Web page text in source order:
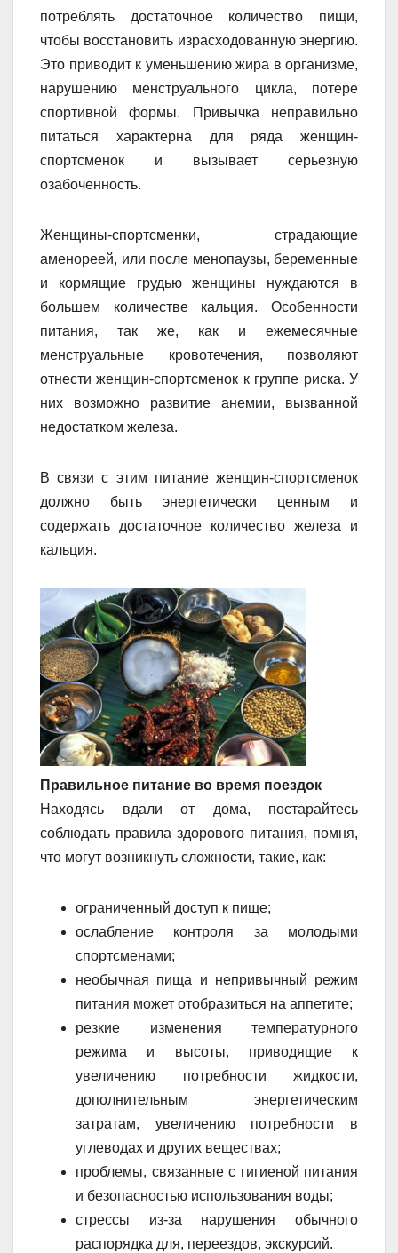
потреблять достаточное количество пищи,
чтобы восстановить израсходованную энергию.
Это приводит к уменьшению жира в организме,
нарушению менструального цикла, потере
спортивной формы. Привычка неправильно
питаться характерна для ряда женщин-
спортсменок и вызывает серьезную
озабоченность.
Женщины-спортсменки, страдающие
аменореей, или после менопаузы, беременные
и кормящие грудью женщины нуждаются в
большем количестве кальция. Особенности
питания, так же, как и ежемесячные
менструальные кровотечения, позволяют
отнести женщин-спортсменок к группе риска. У
них возможно развитие анемии, вызванной
недостатком железа.
В связи с этим питание женщин-спортсменок
должно быть энергетически ценным и
содержать достаточное количество железа и
кальция.
Правильное питание во время поездок
Находясь вдали от дома, постарайтесь
соблюдать правила здорового питания, помня,
что могут возникнуть сложности, такие, как:
ограниченный доступ к пище;
ослабление контроля за молодыми
спортсменами;
необычная пища и непривычный режим
питания может отобразиться на аппетите;
резкие изменения температурного
режима и высоты, приводящие к
увеличению потребности жидкости,
дополнительным энергетическим
затратам, увеличению потребности в
углеводах и других веществах;
проблемы, связанные с гигиеной питания
и безопасностью использования воды;
стрессы из-за нарушения обычного
распорядка для, переездов, экскурсий.